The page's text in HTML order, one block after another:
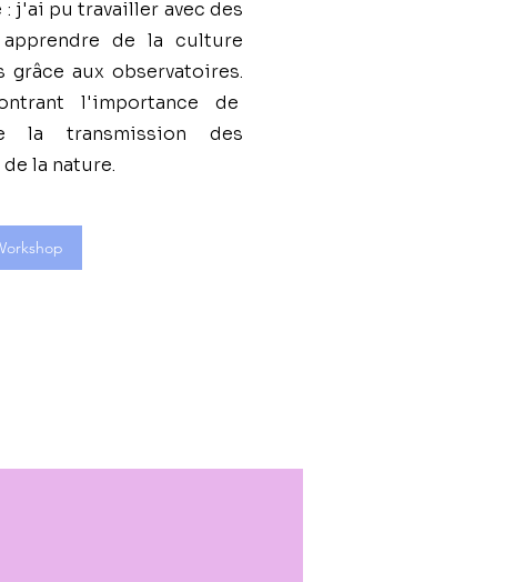
j'ai pu travailler avec des
de la culture
aux observatoires.
l'importance de
la transmission des
la nature.